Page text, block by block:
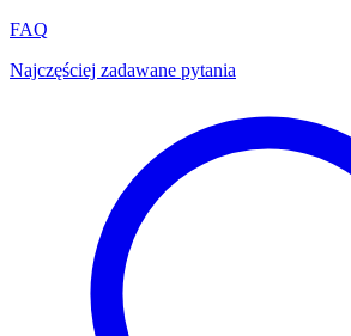
FAQ
Najczęściej zadawane pytania